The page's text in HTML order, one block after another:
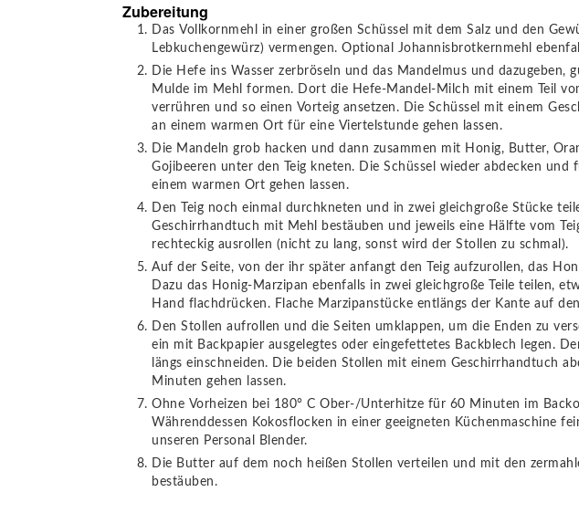
Zubereitung
Das Vollkornmehl in einer großen Schüssel mit dem Salz und den
Lebkuchengewürz) vermengen. Optional Johannisbrotkernmehl
Die Hefe ins Wasser zerbröseln und das Mandelmus und dazugeben,
Mulde im Mehl formen. Dort die Hefe-Mandel-Milch mit einem Teil
verrühren und so einen Vorteig ansetzen. Die Schüssel mit einem
an einem warmen Ort für eine Viertelstunde gehen lassen.
Die Mandeln grob hacken und dann zusammen mit Honig, Butter,
Gojibeeren unter den Teig kneten. Die Schüssel wieder abdecken und
einem warmen Ort gehen lassen.
Den Teig noch einmal durchkneten und in zwei gleichgroße Stücke
Geschirrhandtuch mit Mehl bestäuben und jeweils eine Hälfte vom
rechteckig ausrollen (nicht zu lang, sonst wird der Stollen zu schmal).
Auf der Seite, von der ihr später anfangt den Teig aufzurollen, das
Dazu das Honig-Marzipan ebenfalls in zwei gleichgroße Teile teilen,
Hand flachdrücken. Flache Marzipanstücke entlängs der Kante auf den
Den Stollen aufrollen und die Seiten umklappen, um die Enden zu
ein mit Backpapier ausgelegtes oder eingefettetes Backblech legen.
längs einschneiden. Die beiden Stollen mit einem Geschirrhandtuch
Minuten gehen lassen.
Ohne Vorheizen bei 180° C Ober-/Unterhitze für 60 Minuten im
Währenddessen Kokosflocken in einer geeigneten Küchenmaschine
unseren Personal Blender.
Die Butter auf dem noch heißen Stollen verteilen und mit den
bestäuben.